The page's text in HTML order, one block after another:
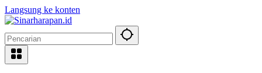
Langsung ke konten